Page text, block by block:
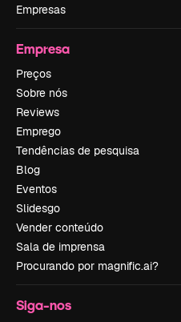
Empresas
Empresa
Preços
Sobre nós
Reviews
Emprego
Tendências de pesquisa
Blog
Eventos
Slidesgo
Vender conteúdo
Sala de imprensa
Procurando por magnific.ai?
Siga-nos